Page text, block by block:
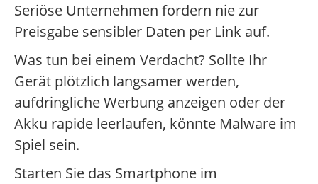
Seriöse Unternehmen fordern nie zur
Preisgabe sensibler Daten per Link auf.
Was tun bei einem Verdacht? Sollte Ihr
Gerät plötzlich langsamer werden,
aufdringliche Werbung anzeigen oder der
Akku rapide leerlaufen, könnte Malware im
Spiel sein.
Starten Sie das Smartphone im